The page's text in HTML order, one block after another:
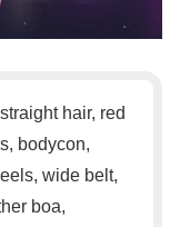
hair, red
bodycon,
wide belt,
boa,